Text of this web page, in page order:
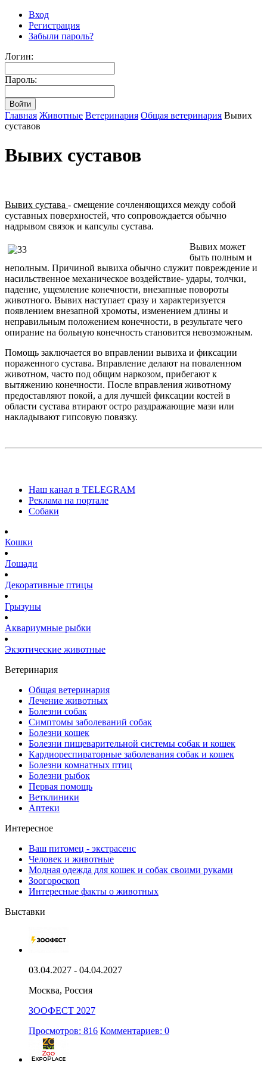
Вход
Регистрация
Забыли пароль?
Логин:
Пароль:
Главная Животные Ветеринария Общая ветеринария Вывих
суставов
Вывих суставов
Вывих сустава - смещение сочленяющихся между собой
суставных поверхностей, что сопровождается обычно
надрывом связок и капсулы сустава.
Вывих может
быть полным и
неполным. Причиной вывиха обычно служит повреждение и
насильственное механическое воздействие- удары, толчки,
падение, ущемление конечности, внезапные повороты
животного. Вывих наступает сразу и характеризуется
появлением внезапной хромоты, изменением длины и
неправильным положением конечности, в результате чего
опирание на больную конечность становится невозможным.
Помощь заключается во вправлении вывиха и фиксации
пораженного сустава. Вправление делают на поваленном
животном, часто под общим наркозом, прибегают к
вытяжению конечности. После вправления животному
предоставляют покой, а для лучшей фиксации костей в
области сустава втирают остро раздражающие мази или
накладывают гипсовую повязку.
Наш канал в TELEGRAM
Реклама на портале
Собаки
Кошки
Лошади
Декоративные птицы
Грызуны
Аквариумные рыбки
Экзотические животные
Ветеринария
Общая ветеринария
Лечение животных
Болезни собак
Симптомы заболеваний собак
Болезни кошек
Болезни пищеварительной системы собак и кошек
Кардиореспираторные заболевания собак и кошек
Болезни комнатных птиц
Болезни рыбок
Первая помощь
Ветклиники
Аптеки
Интересное
Ваш питомец - экстрасенс
Человек и животные
Модная одежда для кошек и собак своими руками
Зоогороскоп
Интересные факты о животных
Выставки
03.04.2027 - 04.04.2027
Москва, Россия
ЗООФЕСТ 2027
Просмотров: 816 Комментариев: 0